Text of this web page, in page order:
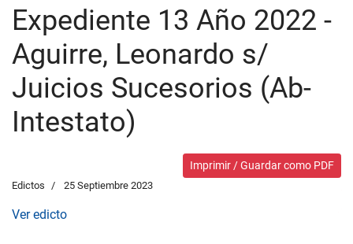
Expediente 13 Año 2022 -
Aguirre, Leonardo s/
Juicios Sucesorios (Ab-
Intestato)
Imprimir / Guardar como PDF
Edictos 25 Septiembre 2023
Ver edicto